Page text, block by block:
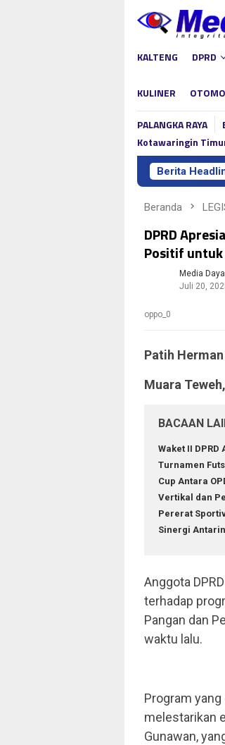
Loncat
KALTENG DPRD
KULINER
PALANGKA RAYA
Kotawaringin
Berita
Beranda
DPRD
Positif
Media
Juli 20,
oppo_0
Patih Herman
Muara
BACAAN
Waket II DPRD
Turnamen
Cup Antara
Vertikal dan
Pererat
Sinergi
Anggota
terhadap
Pangan dan
waktu lalu.
Program
melestarikan
Gunawan,